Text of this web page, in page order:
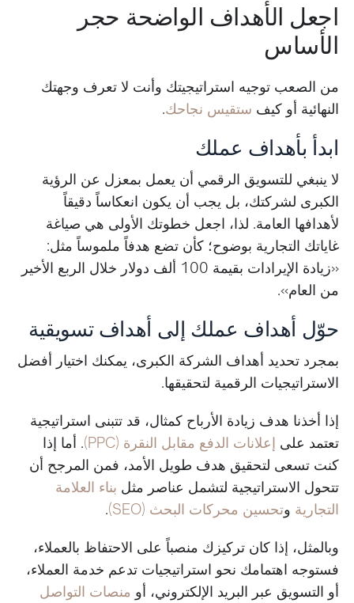
اجعل الأهداف الواضحة حجر
الأساس
من الصعب توجيه استراتيجيتك وأنت لا تعرف وجهتك
النهائية أو كيف ستقيس نجاحك.
ابدأ بأهداف عملك
لا ينبغي للتسويق الرقمي أن يعمل بمعزل عن الرؤية
الكبرى لشركتك، بل يجب أن يكون انعكاساً دقيقاً
لأهدافها العامة. لذا، اجعل خطوتك الأولى هي صياغة
غاياتك التجارية بوضوح؛ كأن تضع هدفاً ملموساً مثل:
«زيادة الإيرادات بقيمة 100 ألف دولار خلال الربع الأخير
من العام».
حوّل أهداف عملك إلى أهداف تسويقية
بمجرد تحديد أهداف الشركة الكبرى، يمكنك اختيار أفضل
الاستراتيجيات الرقمية لتحقيقها.
إذا أخذنا هدف زيادة الأرباح كمثال، قد تتبنى استراتيجية
تعتمد على إعلانات الدفع مقابل النقرة (PPC)
. أما إذا
كنت تسعى لتحقيق هدف طويل الأمد، فمن المرجح أن
تتحول الاستراتيجية لتشمل عناصر مثل بناء العلامة
التجارية وتحسين محركات البحث (SEO) .
وبالمثل، إذا كان تركيزك منصباً على الاحتفاظ بالعملاء،
فستوجه اهتمامك نحو استراتيجيات تدعم خدمة العملاء،
أو التسويق عبر البريد الإلكتروني، أو منصات التواصل